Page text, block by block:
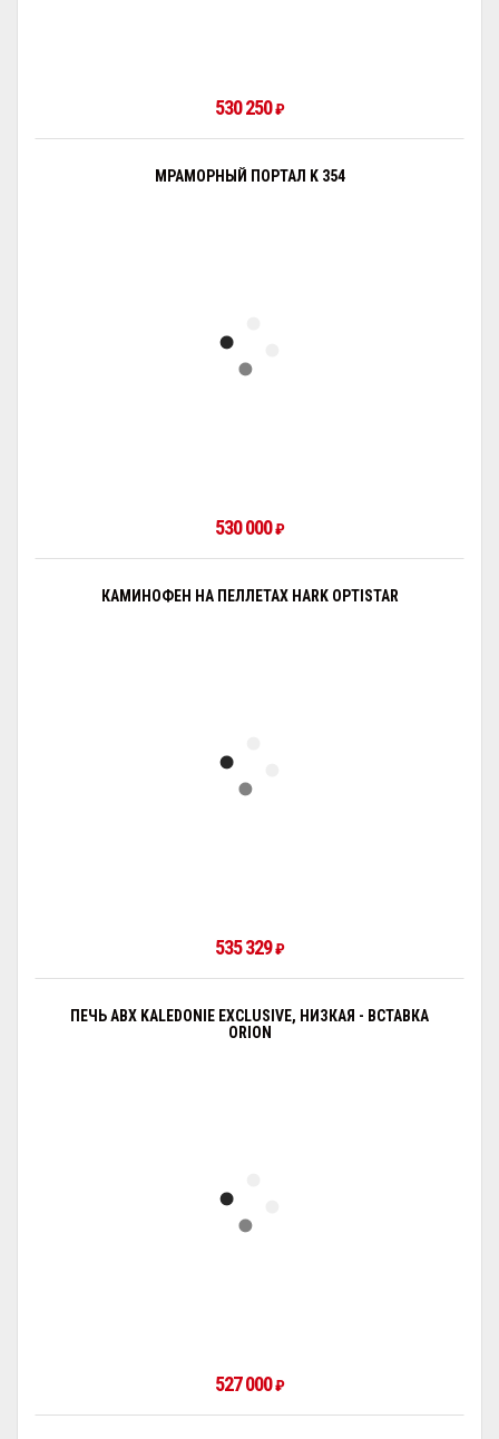
530 250₽
МРАМОРНЫЙ ПОРТАЛ K 354
530 000₽
КАМИНОФЕН НА ПЕЛЛЕТАХ HARK OPTISTAR
535 329₽
ПЕЧЬ ABX KALEDONIE EXCLUSIVE, НИЗКАЯ - ВСТАВКА
ORION
527 000₽